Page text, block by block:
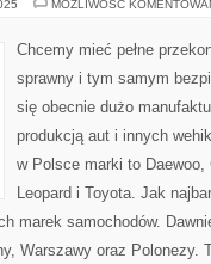
MOŻLIWOŚĆ
Chcemy mieć pełne
sprawny i tym samym
się obecnie dużo
produkcją aut i innych
w Polsce marki to Daewoo,
Leopard i Toyota. Jak
marek samochodów.
Warszawy oraz Polonezy.